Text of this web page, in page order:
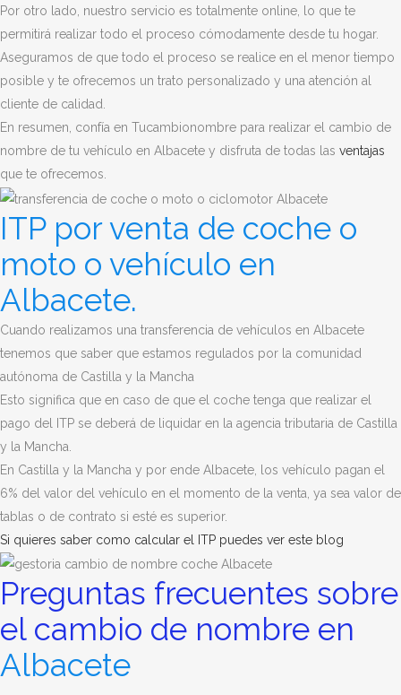
Por otro lado, nuestro servicio es totalmente online, lo que te
permitirá realizar todo el proceso cómodamente desde tu hogar.
Aseguramos de que todo el proceso se realice en el menor tiempo
posible y te ofrecemos un trato personalizado y una atención al
cliente de calidad.
En resumen, confía en Tucambionombre para realizar el cambio de
nombre de tu vehículo en Albacete y disfruta de todas las ventajas
que te ofrecemos.
ITP por venta de coche o
moto o vehículo en
Albacete.
Cuando realizamos una transferencia de vehículos en Albacete
tenemos que saber que estamos regulados por la comunidad
autónoma de Castilla y la Mancha
Esto significa que en caso de que el coche tenga que realizar el
pago del ITP se deberá de liquidar en la agencia tributaria de Castilla
y la Mancha.
En Castilla y la Mancha y por ende Albacete , los vehículo pagan el
6% del valor del vehículo en el momento de la venta, ya sea valor de
tablas o de contrato si esté es superior.
Si quieres saber como calcular el ITP puedes ver este blog
Preguntas frecuentes sobre
el cambio de nombre en
Albacete